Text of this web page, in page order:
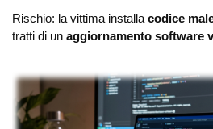
Rischio: la vittima installa codice
tratti di un aggiornamento software